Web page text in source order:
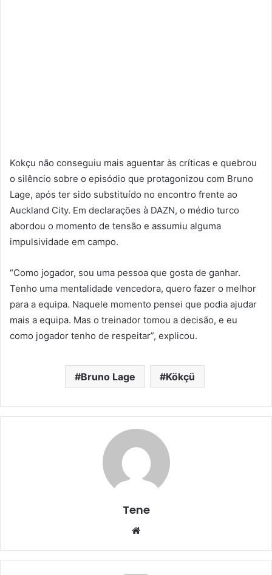
Kokçu não conseguiu mais aguentar às críticas e quebrou
o silêncio sobre o episódio que protagonizou com Bruno
Lage, após ter sido substituído no encontro frente ao
Auckland City. Em declarações à DAZN, o médio turco
abordou o momento de tensão e assumiu alguma
impulsividade em campo.
“Como jogador, sou uma pessoa que gosta de ganhar.
Tenho uma mentalidade vencedora, quero fazer o melhor
para a equipa. Naquele momento pensei que podia ajudar
mais a equipa. Mas o treinador tomou a decisão, e eu
como jogador tenho de respeitar”, explicou.
Bruno Lage Kökçü
Tene
Website